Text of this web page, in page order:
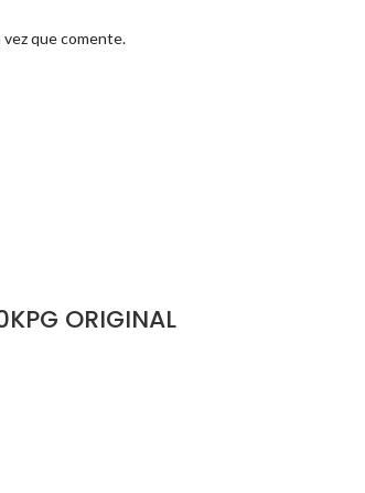
que comente.
ORIGINAL